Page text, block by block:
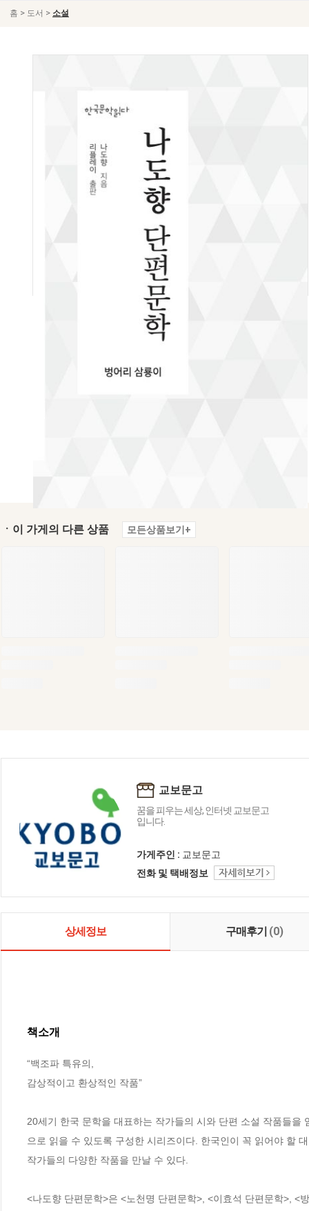
홈 > 도서 > 소설
ㆍ이 가게의 다른 상품 모든상품보기+
교보문고
꿈을 피우는 세상, 인터넷 교보문고
입니다.
가게주인 : 교보문고
전화 및 택배정보
상세정보 구매후기 (0)
책소개
“백조파 특유의,
감상적이고 환상적인 작품”
20세기 한국 문학을 대표하는 작가들의 시와 단편 소설 작품들
으로 읽을 수 있도록 구성한 시리즈이다. 한국인이 꼭 읽어야 할
작가들의 다양한 작품을 만날 수 있다.
<나도향 단편문학>은 <노천명 단편문학>, <이효석 단편문학>, <